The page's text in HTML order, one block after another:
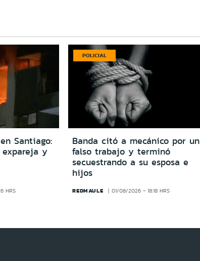
Santiago:
expareja y
HRS
POLICIAL
Banda citó a mecánico por un
falso trabajo y terminó
secuestrando a su esposa e
hijos
REDMAULE 01/08/2026 - 18:18 HRS